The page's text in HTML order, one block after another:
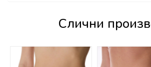
Слични